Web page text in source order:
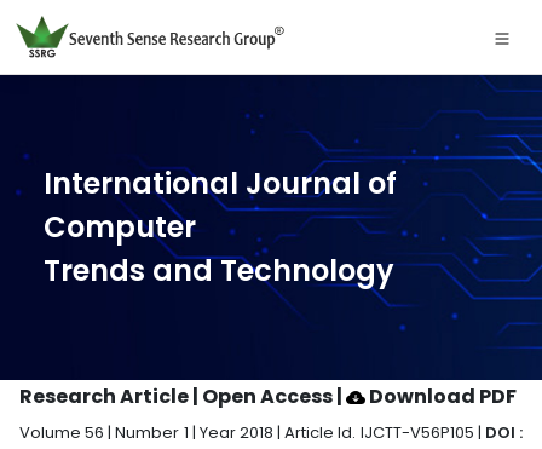
International Journal of
Computer
Trends and Technology
Research Article | Open Access| Download PDF
Volume 56 | Number 1 | Year 2018 | Article Id. IJCTT-V56P105 | DOI :